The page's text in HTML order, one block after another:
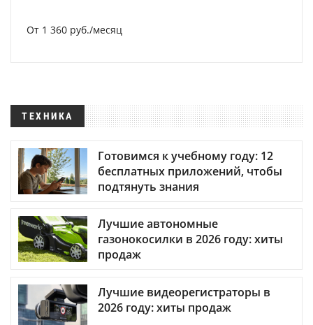
От 1 360 руб./месяц
ТЕХНИКА
Готовимся к учебному году: 12
бесплатных приложений, чтобы
подтянуть знания
Лучшие автономные
газонокосилки в 2026 году: хиты
продаж
Лучшие видеорегистраторы в
2026 году: хиты продаж